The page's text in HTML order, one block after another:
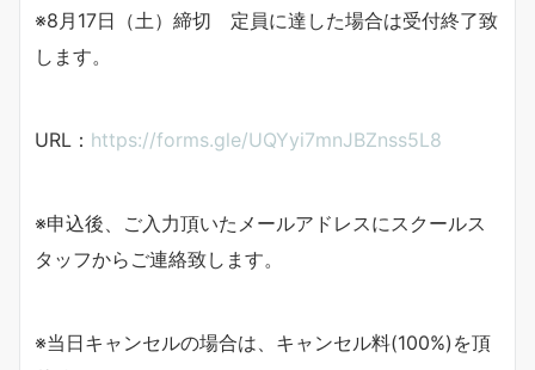
※8月17日（土）締切 定員に達した場合は受付終了致
します。
URL： https://forms.gle/UQYyi7mnJBZnss5L8
※申込後、ご入力頂いたメールアドレスにスクールス
タッフからご連絡致します。
※当日キャンセルの場合は、キャンセル料(100%)を頂